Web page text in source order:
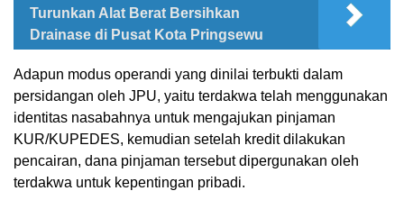
Turunkan Alat Berat Bersihkan
Drainase di Pusat Kota Pringsewu
Adapun modus operandi yang dinilai terbukti dalam
persidangan oleh JPU, yaitu terdakwa telah menggunakan
identitas nasabahnya untuk mengajukan pinjaman
KUR/KUPEDES, kemudian setelah kredit dilakukan
pencairan, dana pinjaman tersebut dipergunakan oleh
terdakwa untuk kepentingan pribadi.